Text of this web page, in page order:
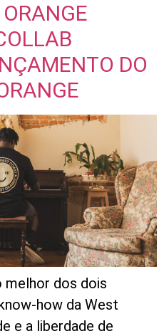
DO
melhor dos dois
how da West
e a liberdade de